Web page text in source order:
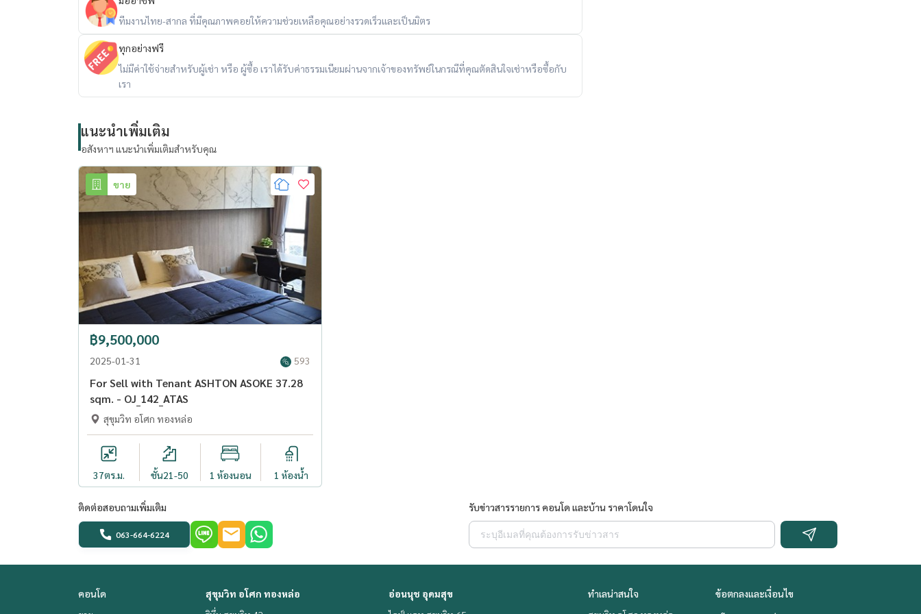
ขายพร้อมผู้เช่า: แอชตัน อโศก 37.28 ตรม
RefID: OJ_137_ATAS
ราคาขาย: 9,500,000 บาท
** ยินดีต้อนรับ Co-Agent **
==============================
ข้อมูลห้อง
- 37.28 ตร.ม. , Floor 10-20
- ห้องตกแต่งเรียบร้อย สวยงาม พร้อมเข้าอยู่
- เครื่องใช้ไฟฟ้า ทีวี,ตู้เย็น,แอร์,ไมโครเวฟ ฯ
==============================
สิ่งอำนวยความสะดวก:
- สวนภายในโครงการกว่า 1 ไร่
- Social Club
- ห้องซาวน่า
- ห้องสมุด
- ห้องซักรีด (ไม่รวมอุปกรณ์)
- Fitness
- Sky Lounge
- Access Key Card
- รปภ & CCTV 24 ชั่วโมง
==============================
อุ่นใจพร็อพเพอร์ตี้ - คุณกิ๊บ
Tel:
ทีมงานไทย-สากล ที่มีคุณภาพคอยให้ความช่วยเหลือคุณอย่างรวดเร็วและเป็นมิตร
ทุกอย่างฟรี
ไม่มีค่าใช้จ่ายสำหรับผู้เช่า หรือ ผู้ซื้อ เราได้รับค่าธรรมเนียมผ่านจากเจ้าของทรัพย์ในกรณีที่คุณตัดสินใจเช่าหรือซื้อกับ
เรา
แนะนำเพิ่มเติม
อสังหาฯ แนะนำเพิ่มเติมสำหรับคุณ
ขาย
฿9,500,000
2025-01-31 593
For Sell with Tenant ASHTON ASOKE 37.28
sqm. - OJ_142_ATAS
สุขุมวิท อโศก ทองหล่อ
37ตร.ม. ชั้น21-50 1 ห้องนอน 1 ห้องน้ำ
ติดต่อสอบถามเพิ่มเติม
063-664-6224
รับข่าวสารรายการ คอนโด และบ้าน ราคาโดนใจ
คอนโด
สุขุมวิท อโศก ทองหล่อ
อ่อนนุช อุดมสุข
ทำเลน่าสนใจ
ข้อตกลงและเงื่อนไข